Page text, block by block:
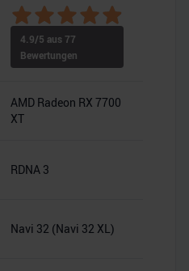
4.9/5 aus77
Bewertungen
AMD Radeon RX 7700
XT
RDNA 3
Navi 32 (Navi 32 XL)